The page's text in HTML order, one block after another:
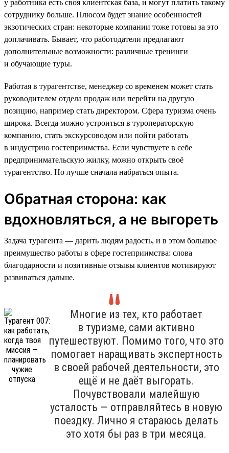
у работника есть своя клиентская база, и могут платить такому
сотруднику больше. Плюсом будет знание особенностей
экзотических стран: некоторые компании тоже готовы за это
доплачивать. Бывает, что работодатели предлагают
дополнительные возможности: различные тренинги
и обучающие туры.
Работая в турагентстве, менеджер со временем может стать
руководителем отдела продаж или перейти на другую
позицию, например стать директором. Сфера туризма очень
широка. Всегда можно устроиться в туроператорскую
компанию, стать экскурсоводом или пойти работать
в индустрию гостеприимства. Если чувствуете в себе
предпринимательскую жилку, можно открыть своё
турагентство. Но лучше сначала набраться опыта.
Обратная сторона: как
вдохновляться, а не выгореть
Задача турагента — дарить людям радость, и в этом большое
преимущество работы в сфере гостеприимства: слова
благодарности и позитивные отзывы клиентов мотивируют
развиваться дальше.
Многие из тех, кто работает
в туризме, сами активно
путешествуют. Помимо того, что это
помогает наращивать экспертность
в своей рабочей деятельности, это
ещё и не даёт выгорать.
Почувствовали малейшую
усталость — отправляйтесь в новую
поездку. Лично я стараюсь делать
это хотя бы раз в три месяца.